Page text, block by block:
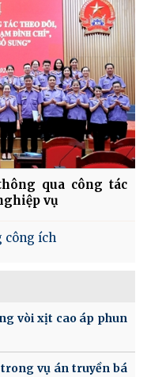
qua công tác
vụ
công ích
vòi xịt cao áp phun
vụ án truyền bá